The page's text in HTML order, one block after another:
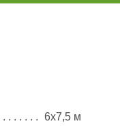
6х7,5 м